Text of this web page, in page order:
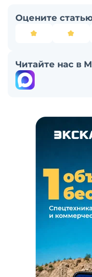
Оцените
Читайте нас в